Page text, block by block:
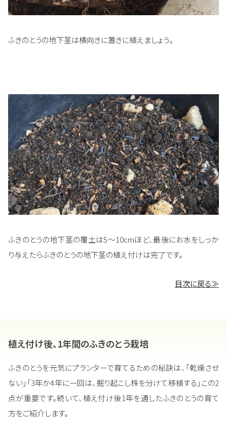
ふきのとうの地下茎は横向きに置きに植えましょう。
ふきのとうの地下茎の覆土は5～10cmほど、最後にお水をしっか
り与えたらふきのとうの地下茎の植え付けは完了です。
目次に戻る≫
植え付け後、1年間のふきのとう栽培
ふきのとうを元気にプランターで育てるための秘訣は、「乾燥させ
ない」「3年か4年に一回は、掘り起こし株を分けて移植する」この2
点が重要です。続いて、植え付け後1年を通したふきのとうの育て
方をご紹介します。